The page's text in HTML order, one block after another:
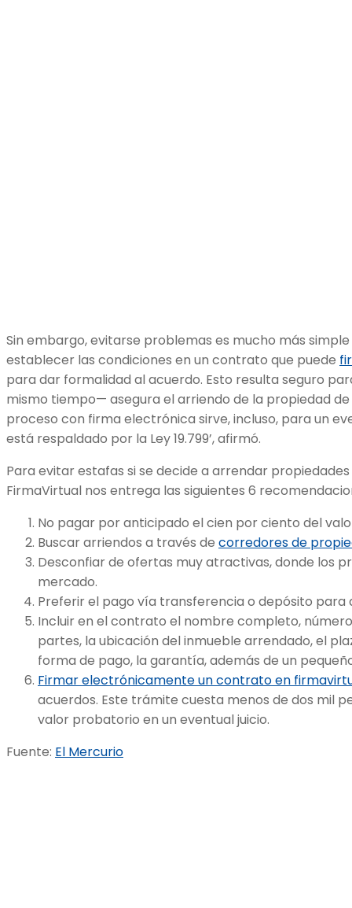
Sin embargo, evitarse problemas es mucho más
establecer las condiciones en un contrato que puede
para dar formalidad al acuerdo. Esto resulta seguro
mismo tiempo— asegura el arriendo de la propiedad de
proceso con firma electrónica sirve, incluso, para un
está respaldado por la Ley 19.799’, afirmó.
Para evitar estafas si se decide a arrendar
FirmaVirtual nos entrega las siguientes 6
No pagar por anticipado el cien por ciento del
Buscar arriendos a través de corredores de
Desconfiar de ofertas muy atractivas, donde los
mercado.
Preferir el pago vía transferencia o depósito para
Incluir en el contrato el nombre completo,
partes, la ubicación del inmueble arrendado, el
forma de pago, la garantía, además de un
Firmar electrónicamente un contrato en
acuerdos. Este trámite cuesta menos de dos mil
valor probatorio en un eventual juicio.
Fuente: El Mercurio